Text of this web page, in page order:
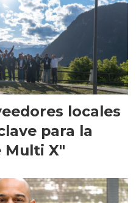
locales
para la
Multi X"